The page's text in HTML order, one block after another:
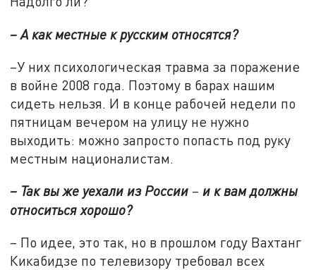
– А как местные к русским относятся?
–У них психологическая травма за поражение
в войне 2008 года. Поэтому в барах нашим
сидеть нельзя. И в конце рабочей недели по
пятницам вечером на улицу не нужно
выходить: можно запросто попасть под руку
местным националистам.
– Так вы же уехали из России – и к вам должны
относиться хорошо?
– По идее, это так, но в прошлом году Вахтанг
Кикабидзе по телевизору требовал всех